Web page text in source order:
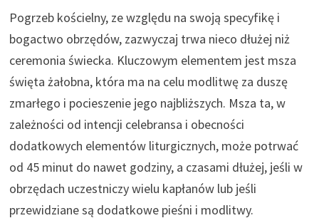
Pogrzeb kościelny, ze względu na swoją specyfikę i
bogactwo obrzędów, zazwyczaj trwa nieco dłużej niż
ceremonia świecka. Kluczowym elementem jest msza
święta żałobna, która ma na celu modlitwę za duszę
zmarłego i pocieszenie jego najbliższych. Msza ta, w
zależności od intencji celebransa i obecności
dodatkowych elementów liturgicznych, może potrwać
od 45 minut do nawet godziny, a czasami dłużej, jeśli w
obrzędach uczestniczy wielu kapłanów lub jeśli
przewidziane są dodatkowe pieśni i modlitwy.